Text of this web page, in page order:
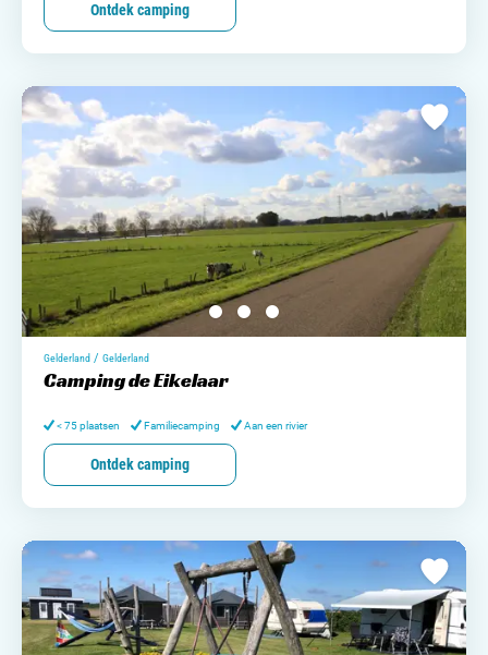
Ontdek camping
Gelderland / Gelderland
Camping de Eikelaar
< 75 plaatsen Familiecamping Aan een rivier
Ontdek camping